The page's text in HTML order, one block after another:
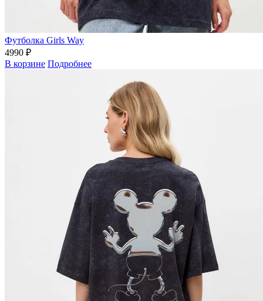
Футболка Girls Way
4990 ₽
В корзине Подробнее